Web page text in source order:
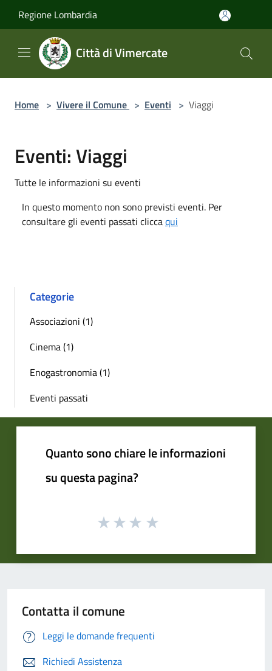
Regione Lombardia
Città di Vimercate
Home > Vivere il Comune > Eventi > Viaggi
Eventi: Viaggi
Tutte le informazioni su eventi
In questo momento non sono previsti eventi. Per
consultare gli eventi passati cliccaqui
Categorie
Associazioni (1)
Cinema (1)
Enogastronomia (1)
Eventi passati
Quanto sono chiare le informazioni
su questa pagina?
Contatta il comune
Leggi le domande frequenti
Richiedi Assistenza